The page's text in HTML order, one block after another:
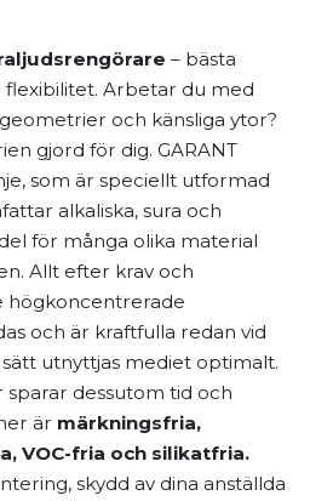
– bästa
Arbetar du med
och känsliga ytor?
gjord för dig. GARANT
som är speciellt utformad
alkaliska, sura och
för många olika material
Allt efter krav och
högkoncentrerade
och är kraftfulla redan vid
utnyttjas mediet optimalt.
sparar dessutom tid och
är märkningsfria,
VOC-fria och silikatfria.
skydd av dina anställda